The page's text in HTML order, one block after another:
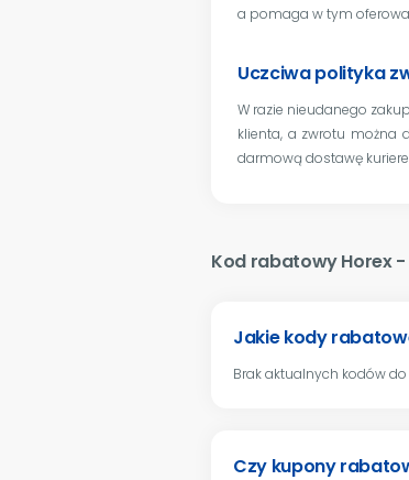
a pomaga w tym
Uczciwa polityka
W razie nieudanego
klienta, a zwrotu można
darmową dostawę
Kod rabatowy Horex
Jakie kody
Brak aktualnych kodów do
Czy kupony